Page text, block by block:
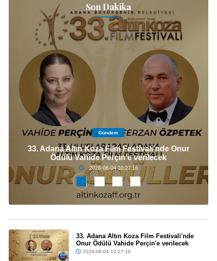
Son Dakika
Gündem
33. Adana Altın Koza Film Festivali'nde Onur
Ödülü Vahide Perçin'e verilecek
2026-08-04 10:27:16
33. Adana Altın Koza Film Festivali'nde
Onur Ödülü Vahide Perçin'e verilecek
2026-08-04 10:27:16